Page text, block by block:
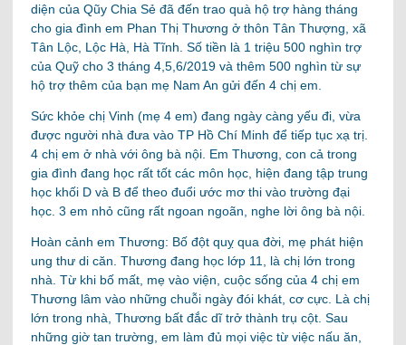
diện của Qũy Chia Sẻ đã đến trao quà hộ trợ hàng tháng
cho gia đình em Phan Thị Thương ở thôn Tân Thượng, xã
Tân Lộc, Lộc Hà, Hà Tĩnh. Số tiền là 1 triệu 500 nghìn trợ
của Quỹ cho 3 tháng 4,5,6/2019 và thêm 500 nghìn từ sự
hộ trợ thêm của bạn mẹ Nam An gửi đến 4 chị em.
Sức khỏe chị Vinh (mẹ 4 em) đang ngày càng yếu đi, vừa
được người nhà đưa vào TP Hồ Chí Minh để tiếp tục xạ trị.
4 chị em ở nhà với ông bà nội. Em Thương, con cả trong
gia đình đang học rất tốt các môn học, hiện đang tập trung
học khối D và B để theo đuổi ước mơ thi vào trường đại
học. 3 em nhỏ cũng rất ngoan ngoãn, nghe lời ông bà nội.
Hoàn cảnh em Thương: Bố đột quỵ qua đời, mẹ phát hiện
ung thư di căn. Thương đang học lớp 11, là chị lớn trong
nhà. Từ khi bố mất, mẹ vào viện, cuộc sống của 4 chị em
Thương lâm vào những chuỗi ngày đói khát, cơ cực. Là chị
lớn trong nhà, Thương bất đắc dĩ trở thành trụ cột. Sau
những giờ tan trường, em làm đủ mọi việc từ việc nấu ăn,